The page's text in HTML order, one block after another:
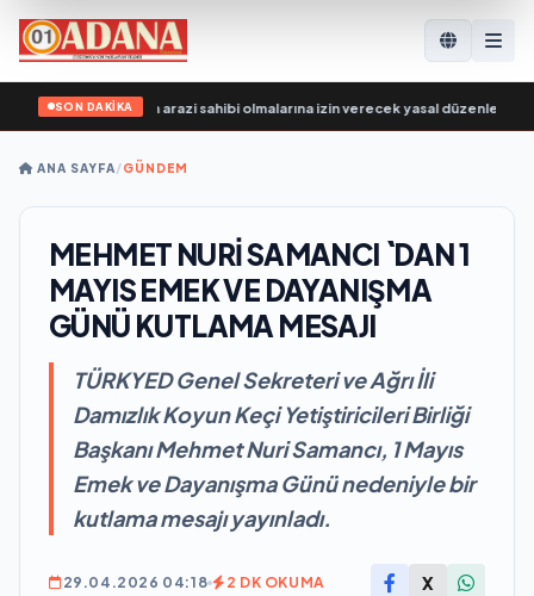
SON DAKİKA
katılımcılarının arazi sahibi olmalarına izin verecek yasal düzenlemeler
ANA SAYFA/GÜNDEM
MEHMET NURİ SAMANCI `DAN 1
MAYIS EMEK VE DAYANIŞMA
GÜNÜ KUTLAMA MESAJI
TÜRKYED Genel Sekreteri ve Ağrı İli
Damızlık Koyun Keçi Yetiştiricileri Birliği
Başkanı Mehmet Nuri Samancı, 1 Mayıs
Emek ve Dayanışma Günü nedeniyle bir
kutlama mesajı yayınladı.
29.04.2026 04:18 2 DK OKUMA X